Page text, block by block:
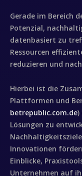
Inicio
Gerade im Bereich
Potenzial,
datenbasiert zu
Ressourcen
reduzieren und
Hierbei ist die
Plattformen und
betrepublic.com.de)
Lösungen zu
Innovationen
Einblicke,
Unternehmen auf